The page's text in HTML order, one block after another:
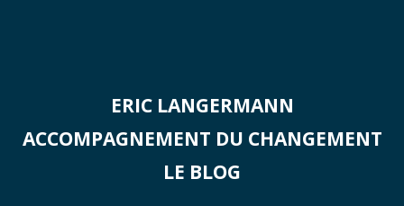
ERIC LANGERMANN
ACCOMPAGNEMENT DU CHANGEMENT
LE BLOG